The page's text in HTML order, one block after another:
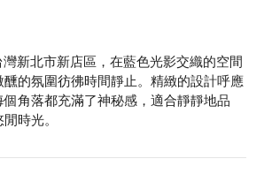
新北市新店區，在藍色光影交織的空間
的氛圍彷彿時間靜止。精緻的設計呼應
角落都充滿了神秘感，適合靜靜地品
時光。
水果花香特調、威士忌滷肉飯與李氏米